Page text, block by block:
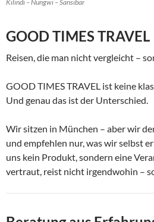
Kilindi – Nungwi – Sansibar
GOOD TIMES TRAVEL
Reisen, die man nicht vergleicht –
GOOD TIMES TRAVEL ist keine
Und genau das ist der Unterschied.
Wir sitzen in München – aber wir
und empfehlen nur, was wir selbst
uns kein Produkt, sondern eine
vertraut, reist nicht irgendwohin –